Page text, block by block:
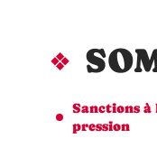
Sanctions à
pression